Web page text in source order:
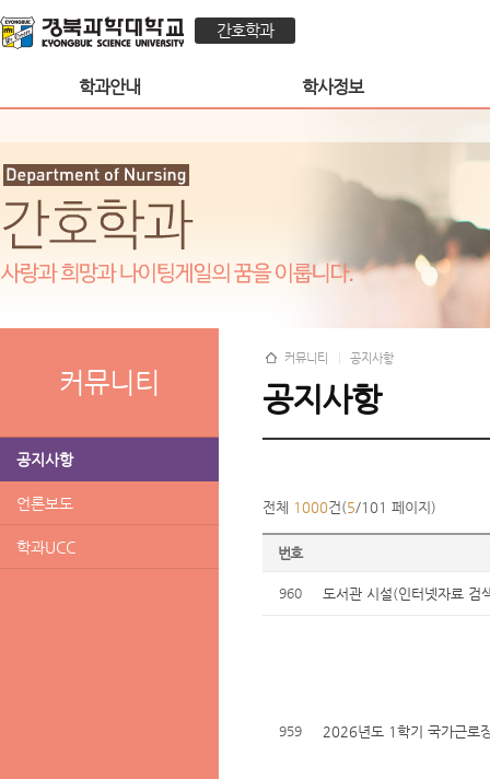
간호학과
학과안내 학사정보
커뮤니티
공지사항
언론보도
학과UCC
커뮤니티 공지사항
공지사항
전체 1000건(5/101 페이지)
번호
960 도서관 시설(인터넷자료
959 2026년도 1학기 국가근로